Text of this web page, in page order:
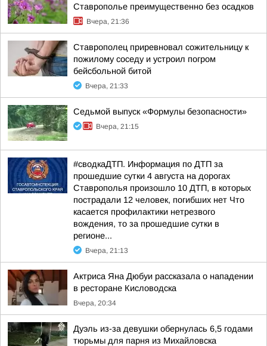
Ставрополье преимущественно без осадков
Вчера, 21:36
Ставрополец приревновал сожительницу к
пожилому соседу и устроил погром
бейсбольной битой
Вчера, 21:33
Седьмой выпуск «Формулы безопасности»
Вчера, 21:15
#сводкаДТП. Информация по ДТП за
прошедшие сутки 4 августа на дорогах
Ставрополья произошло 10 ДТП, в которых
пострадали 12 человек, погибших нет Что
касается профилактики нетрезвого
вождения, то за прошедшие сутки в
регионе...
Вчера, 21:13
Актриса Яна Дюбуи рассказала о нападении
в ресторане Кисловодска
Вчера, 20:34
Дуэль из-за девушки обернулась 6,5 годами
тюрьмы для парня из Михайловска